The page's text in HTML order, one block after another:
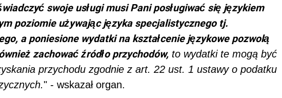
swoje usługi musi Pani posługiwać się językiem
poziomie używając języka specjalistycznego tj.
a poniesione wydatki na kształcenie językowe pozwolą
zachować źródło przychodów, to wydatki te mogą być
przychodu zgodnie z art. 22 ust. 1 ustawy o podatku
." - wskazał organ.